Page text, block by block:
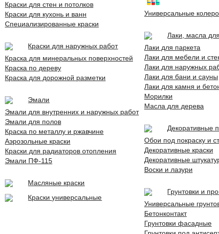
Краски для стен и потолков
Краски для кухонь и ванн
Специализированные краски
Краски для наружных работ
Краска для минеральных поверхностей
Краска по дереву
Краска для дорожной разметки
Эмали
Эмали для внутренних и наружных работ
Эмали для полов
Краска по металлу и ржавчине
Аэрозольные краски
Краски для радиаторов отопления
Эмали ПФ-115
Масляные краски
Краски универсальные
Универсальные
Лаки, масла
Лаки для паркета
Лаки для мебели и
Лаки для наружных
Лаки для бани и сауны
Лаки для камня и
Морилки
Масла для дерева
Декоративные
Обои под покраску и
Декоративные краски
Декоративные
Воски и лазури
Грунтовки и
Универсальные
Бетонконтакт
Грунтовки фасадные